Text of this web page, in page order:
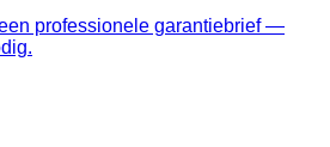
professionele garantiebrief —